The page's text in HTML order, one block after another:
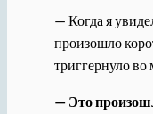
— Когда я
произошло
триггернуло
— Это